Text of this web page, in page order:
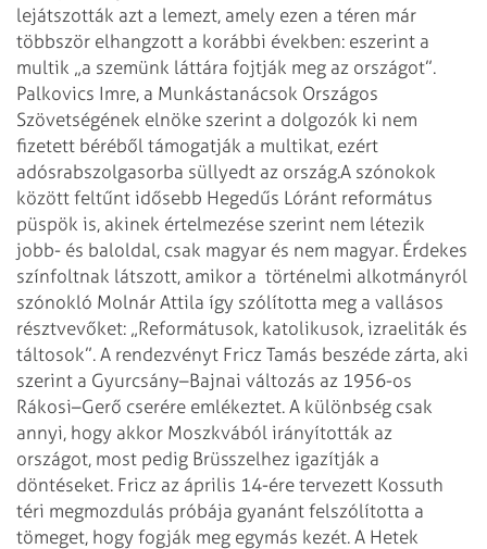
lejátszották azt a lemezt, amely ezen a téren már
többször elhangzott a korábbi években: eszerint a
multik „a szemünk láttára fojtják meg az országot”.
Palkovics Imre, a Munkástanácsok Országos
Szövetségének elnöke szerint a dolgozók ki nem
fizetett béréből támogatják a multikat, ezért
adósrabszolgasorba süllyedt az ország.A szónokok
között feltűnt idősebb Hegedűs Lóránt református
püspök is, akinek értelmezése szerint nem létezik
jobb- és baloldal, csak magyar és nem magyar. Érdekes
színfoltnak látszott, amikor a történelmi alkotmányról
szónokló Molnár Attila így szólította meg a vallásos
résztvevőket: „Reformátusok, katolikusok, izraeliták és
táltosok”. A rendezvényt Fricz Tamás beszéde zárta, aki
szerint a Gyurcsány–Bajnai változás az 1956-os
Rákosi–Gerő cserére emlékeztet. A különbség csak
annyi, hogy akkor Moszkvából irányították az
országot, most pedig Brüsszelhez igazítják a
döntéseket. Fricz az április 14-ére tervezett Kossuth
téri megmozdulás próbája gyanánt felszólította a
tömeget, hogy fogják meg egymás kezét. A Hetek